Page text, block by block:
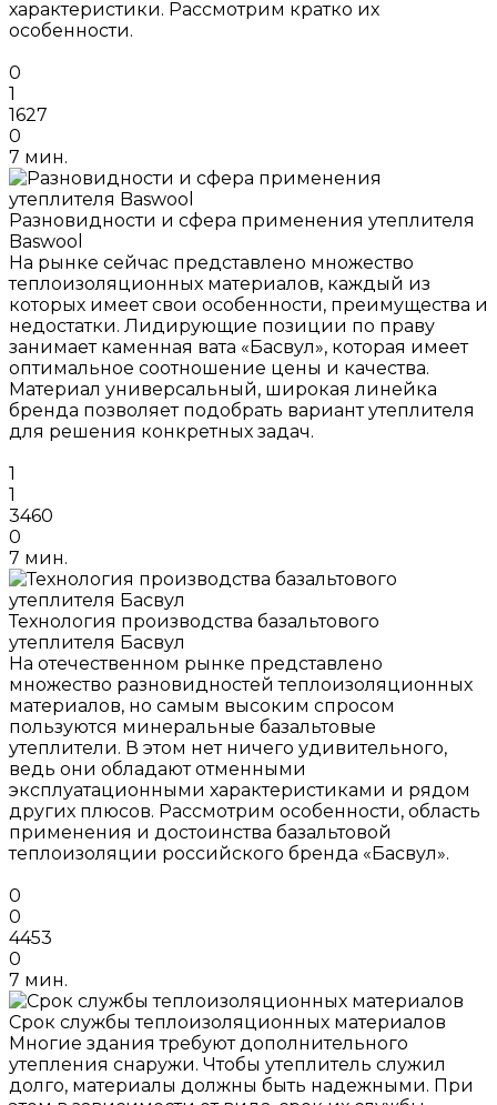
характеристики. Рассмотрим кратко их
особенности.
0
1
1627
0
7 мин.
Разновидности и сфера применения утеплителя
Baswool
На рынке сейчас представлено множество
теплоизоляционных материалов, каждый из
которых имеет свои особенности, преимущества и
недостатки. Лидирующие позиции по праву
занимает каменная вата «Басвул», которая имеет
оптимальное соотношение цены и качества.
Материал универсальный, широкая линейка
бренда позволяет подобрать вариант утеплителя
для решения конкретных задач.
1
1
3460
0
7 мин.
Технология производства базальтового
утеплителя Басвул
На отечественном рынке представлено
множество разновидностей теплоизоляционных
материалов, но самым высоким спросом
пользуются минеральные базальтовые
утеплители. В этом нет ничего удивительного,
ведь они обладают отменными
эксплуатационными характеристиками и рядом
других плюсов. Рассмотрим особенности, область
применения и достоинства базальтовой
теплоизоляции российского бренда «Басвул».
0
0
4453
0
7 мин.
Срок службы теплоизоляционных материалов
Многие здания требуют дополнительного
утепления снаружи. Чтобы утеплитель служил
долго, материалы должны быть надежными. При